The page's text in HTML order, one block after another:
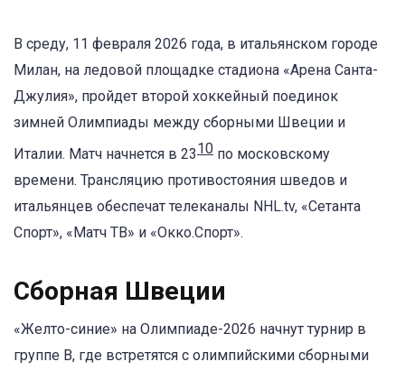
В среду, 11 февраля 2026 года, в итальянском городе
Милан, на ледовой площадке стадиона «Арена Санта-
Джулия», пройдет второй хоккейный поединок
зимней Олимпиады между сборными Швеции и
Италии. Матч начнется в 2310 по московскому
времени. Трансляцию противостояния шведов и
итальянцев обеспечат телеканалы NHL.tv, «Сетанта
Спорт», «Матч ТВ» и «Окко.Спорт».
Сборная Швеции
«Желто-синие» на Олимпиаде-2026 начнут турнир в
группе B, где встретятся с олимпийскими сборными